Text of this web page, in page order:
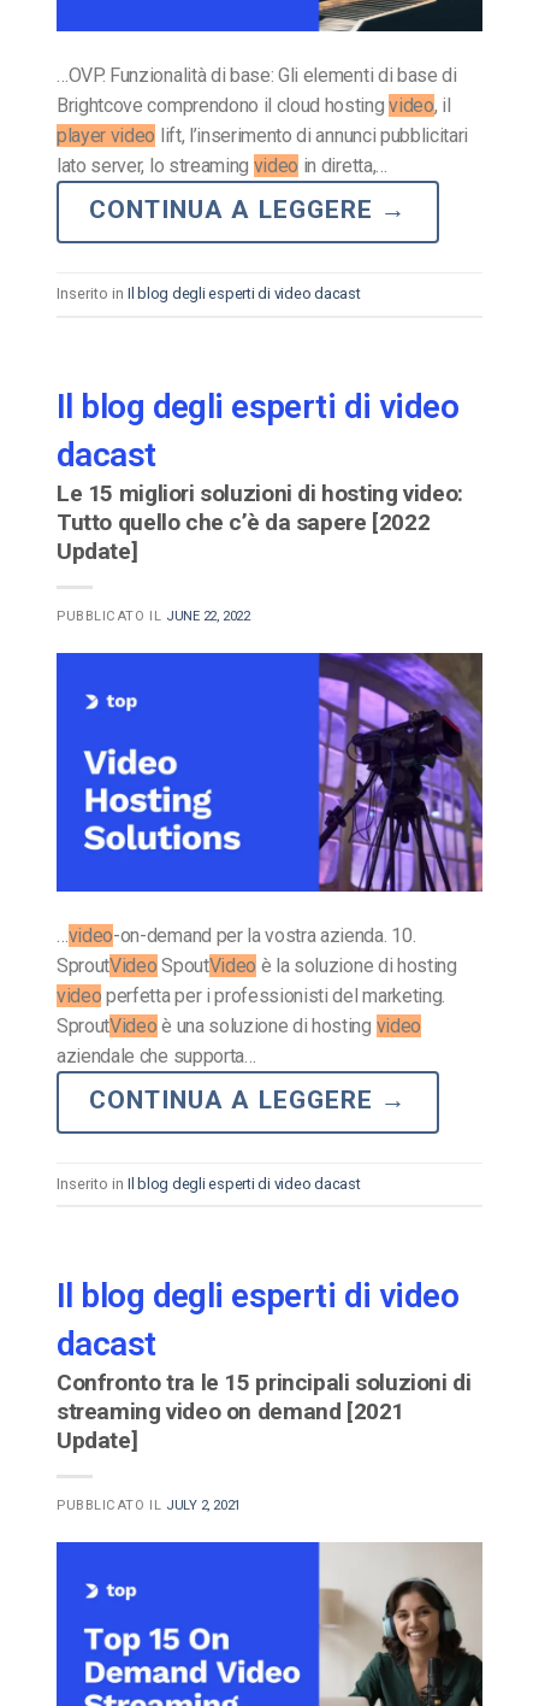
…OVP. Funzionalità di base: Gli elementi di base di
Brightcove comprendono il cloud hostingvideo, il
player video lift, l’inserimento di annunci pubblicitari
lato server, lo streaming video in diretta,…
CONTINUA A LEGGERE →
Inserito in Il blog degli esperti di video dacast
Il blog degli esperti di video
dacast
Le 15 migliori soluzioni di hosting video:
Tutto quello che c’è da sapere [2022
Update]
PUBBLICATO IL JUNE 22, 2022
video-on-demand per la vostra azienda. 10.
SproutVideo SpoutVideo è la soluzione di hosting
video perfetta per i professionisti del marketing.
SproutVideo è una soluzione di hosting video
aziendale che supporta…
CONTINUA A LEGGERE →
Inserito in Il blog degli esperti di video dacast
Il blog degli esperti di video
dacast
Confronto tra le 15 principali soluzioni di
streaming video on demand [2021
Update]
PUBBLICATO IL JULY 2, 2021